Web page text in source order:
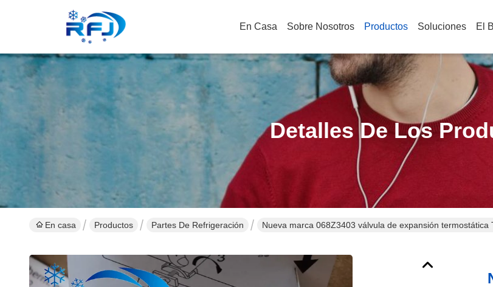
En Casa Sobre Nosotros Productos Soluciones El
Detalles De Los
En casa Productos Partes De Refrigeración Nueva marca 068Z3403 válvula de expansión